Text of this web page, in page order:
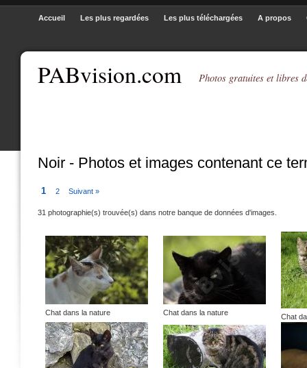
PABvision.com Photos gratuites et libres
Accueil Les plus regardées Les plus téléchargées A propos
Noir - Photos et images contenant ce
1 2 Suivant »
31 photographie(s) trouvée(s) dans notre banque de données d'images.
Chat dans la nature Chat dans la nature Chat